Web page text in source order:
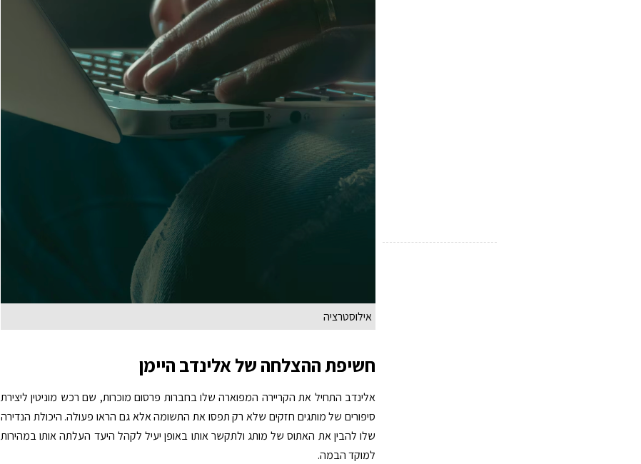
אילוסטרציה
חשיפת ההצלחה של אלינדב היימן
אלינדב התחיל את הקריירה המפוארה שלו בחברות פרסום מוכרות, שם רכש מוניטין ליצירת
סיפורים של מותגים חזקים שלא רק תפסו את התשומה אלא גם הראו פעולה. היכולת הנדירה
שלו להבין את האתוס של מותג ולתקשר אותו באופן יעיל לקהל היעד העלתה אותו במהירות
למוקד הבמה.